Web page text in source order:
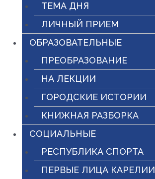
ТЕМА ДНЯ
ЛИЧНЫЙ ПРИЕМ
ОБРАЗОВАТЕЛЬНЫЕ
ПРЕОБРАЗОВАНИЕ
НА ЛЕКЦИИ
ГОРОДСКИЕ ИСТОРИИ
КНИЖНАЯ РАЗБОРКА
СОЦИАЛЬНЫЕ
РЕСПУБЛИКА СПОРТА
ПЕРВЫЕ ЛИЦА КАРЕЛИИ